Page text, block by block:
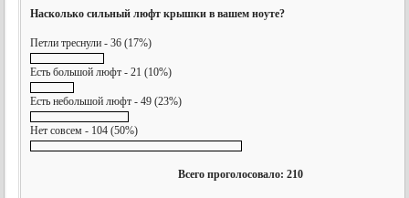
Насколько сильный люфт крышки в вашем ноуте?
Петли треснули - 36 (17%)
Есть большой люфт - 21 (10%)
Есть небольшой люфт - 49 (23%)
Нет совсем - 104 (50%)
Всего проголосовало: 210